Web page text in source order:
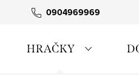
0904969969
expedícia Tovar skladom
HRAČKY